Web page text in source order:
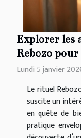
Explorer les
Rebozo pour
Lundi 5 janvier
Le rituel
suscite un
en quête de
pratique